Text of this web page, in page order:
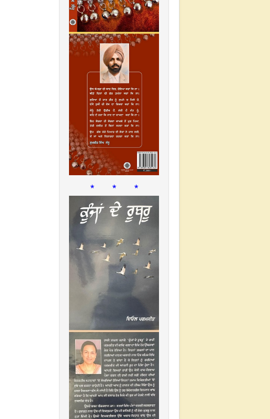
* * *